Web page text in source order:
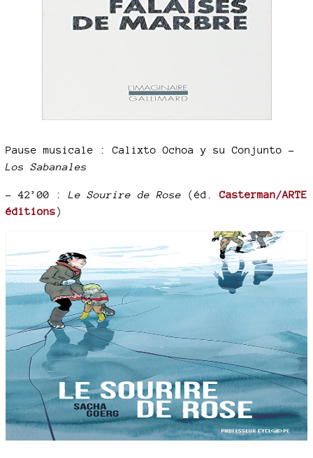
Pause musicale : Calixto Ochoa y su Conjunto –
Los Sabanales
– 42’00 : Le Sourire de Rose (éd.Casterman/ARTE
éditions)